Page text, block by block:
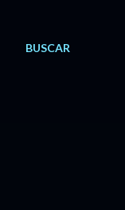
BUSCAR